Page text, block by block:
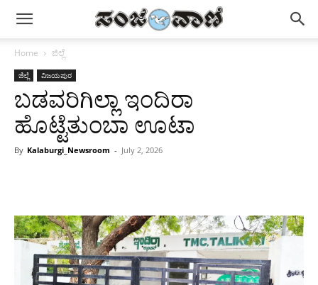
Home ಜಿಲ್ಲೆ
ಜಿಲ್ಲೆ ವಿಜಯಪುರ
ಬಡವರಿಗಿಲ್ಲಾ ಇಂದಿರಾ
ಹೊಟ್ಟೆತುಂಬಾ ಊಟಾ
By Kalaburgi_Newsroom - July 2, 2026